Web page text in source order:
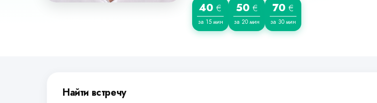
40 €
за 15 мин
50 €
за 20 мин
70 €
за 30 мин
Найти встречу